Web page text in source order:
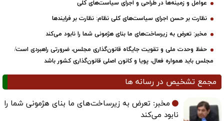
عوامل و زمینه‌ها در طراحی و اجرای سیاست‌های کلی
نظارت بر حسن اجرای سیاست‌های کلی نظام: نظارت بر فرایندها
مخبر: تعرض به زیرساخت‌های ما بنای هژمونی شما را نابود می‌کند
حفظ وحدت ملی و تقویت جایگاه قانون‌گذاری مجلس، ضرورتی راهبردی است/
مجلس باید همواره فعال، پویا و کانون اصلی قانون‌گذاری کشور باشد
مجمع تشخیص در رسانه ها
مخبر: تعرض به زیرساخت‌های ما بنای هژمونی شما را
نابود می‌کند